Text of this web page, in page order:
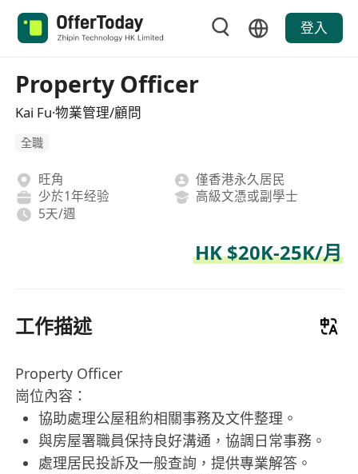
登入
Property Officer
Kai Fu·物業管理/顧問
全職
旺角
僅香港永久居民
少於1年经验
高級文憑或副學士
5天/週
HK $20K-25K/月
工作描述
Property Officer
崗位內容：
協助處理公屋租約相關事務及文件整理。
與房屋署職員保持良好溝通，協調日常事務。
處理居民投訴及一般查詢，提供專業解答。